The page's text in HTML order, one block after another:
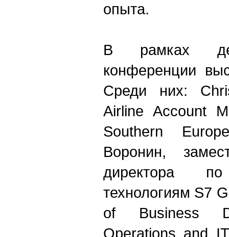
опыта.
В рамках
конференции
Среди них:
Airline Account
Southern
Воронин,
директора
технологиям S7
of Business
Operations and